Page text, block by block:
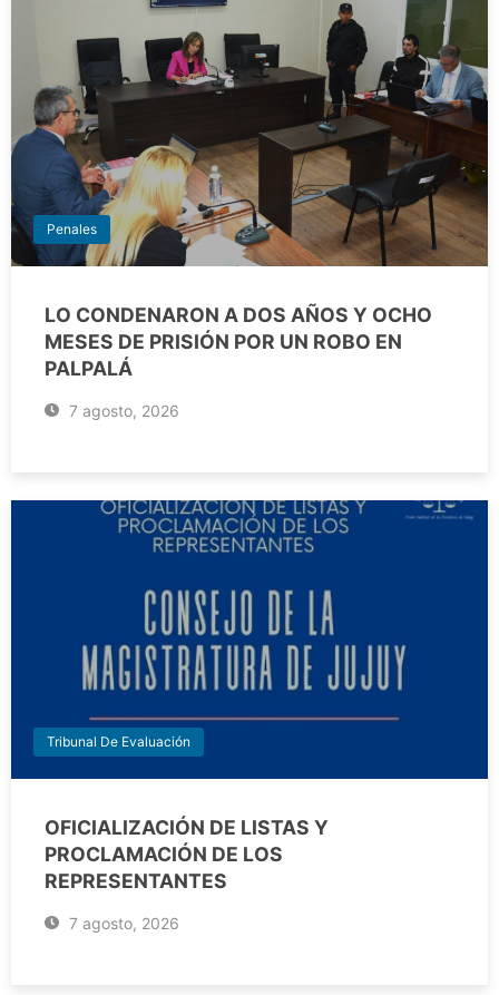
Penales
LO CONDENARON A DOS AÑOS Y OCHO
MESES DE PRISIÓN POR UN ROBO EN
PALPALÁ
7 agosto, 2026
Tribunal De Evaluación
OFICIALIZACIÓN DE LISTAS Y
PROCLAMACIÓN DE LOS
REPRESENTANTES
7 agosto, 2026